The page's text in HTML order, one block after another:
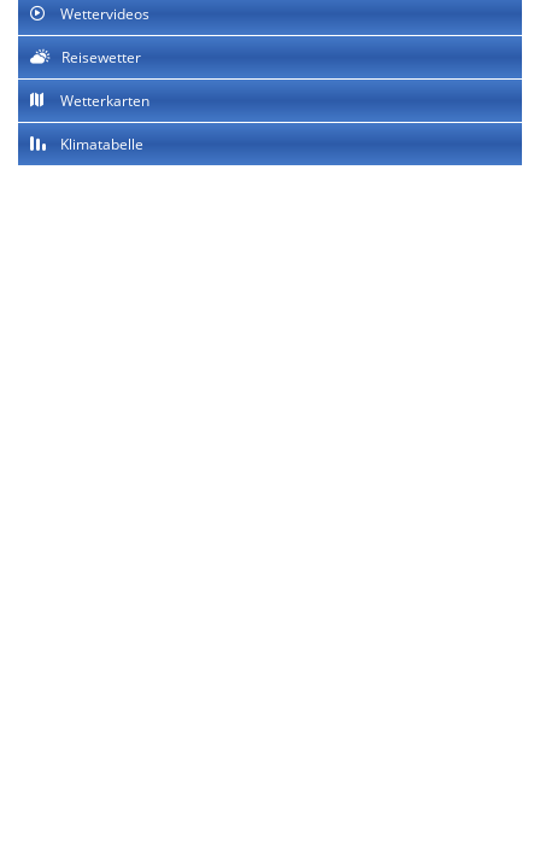
Wettervideos
Reisewetter
Wetterkarten
Klimatabelle